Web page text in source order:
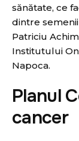
sănătate, ce
dintre
Patriciu
Institutului
Napoca.
Planul
cancer